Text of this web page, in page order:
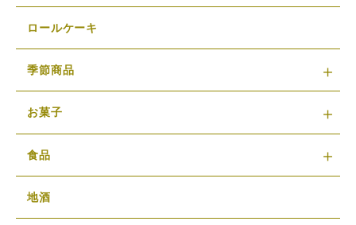
ロールケーキ
季節商品
お菓子
食品
地酒